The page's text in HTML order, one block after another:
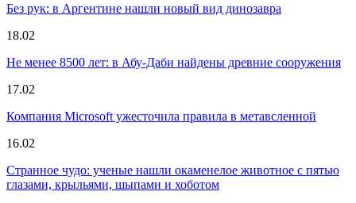
Без рук: в Аргентине нашли новый вид динозавра
18.02
Не менее 8500 лет: в Абу-Даби найдены древние сооружения
17.02
Компания Microsoft ужесточила правила в метавсленной
16.02
Странное чудо: ученые нашли окаменелое животное с пятью
глазами, крыльями, шыпами и хоботом